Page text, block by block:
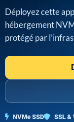
Déployez cette
hébergement
protégé par
NVMe SSD SSL &